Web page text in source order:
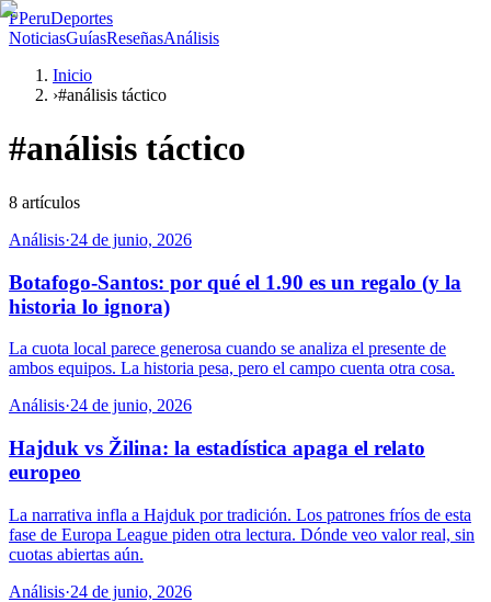
PPeruDeportes
NoticiasGuíasReseñasAnálisis
Inicio
›#análisis táctico
#análisis táctico
8 artículos
Análisis·24 de junio, 2026
Botafogo-Santos: por qué el 1.90 es un regalo (y la
historia lo ignora)
La cuota local parece generosa cuando se analiza el presente de
ambos equipos. La historia pesa, pero el campo cuenta otra cosa.
Análisis·24 de junio, 2026
Hajduk vs Žilina: la estadística apaga el relato
europeo
La narrativa infla a Hajduk por tradición. Los patrones fríos de esta
fase de Europa League piden otra lectura. Dónde veo valor real, sin
cuotas abiertas aún.
Análisis·24 de junio, 2026